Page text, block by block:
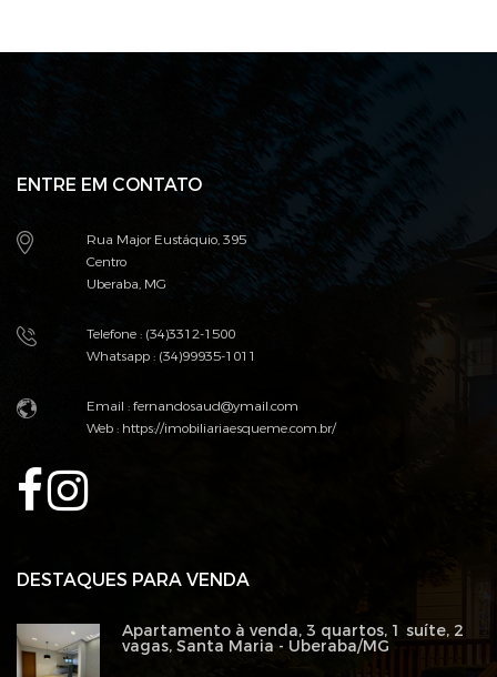
ENTRE EM CONTATO
Rua Major Eustáquio, 395
Centro
Uberaba, MG
Telefone : (34)3312-1500
Whatsapp : (34)99935-1011
Email :fernandosaud@ymail.com
Web :https://imobiliariaesqueme.com.br/
DESTAQUES PARA VENDA
Apartamento à venda, 3 quartos, 1 suíte, 2
vagas, Santa Maria - Uberaba/MG